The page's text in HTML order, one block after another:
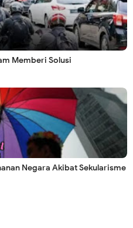
Memberi Solusi
Negara Akibat Sekularisme